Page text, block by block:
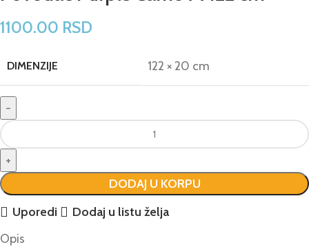
1100.00 RSD
DIMENZIJE 122 × 20 cm
DODAJ U KORPU
Uporedi
Dodaj u listu želja
Opis